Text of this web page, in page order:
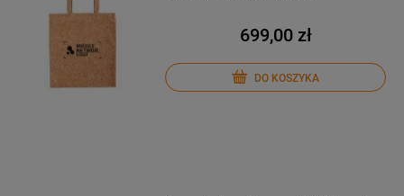
699,00 zł
DO KOSZYKA